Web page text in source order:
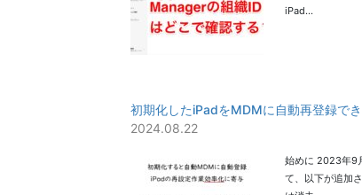
iPad…
初期化したiPadをMDMに自動再登録で
2024.08.22
始めに 2023年9
て、以下が追加